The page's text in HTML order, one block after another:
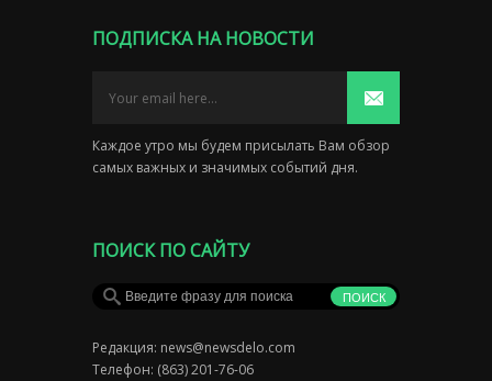
ПОДПИСКА НА НОВОСТИ
Каждое утро мы будем присылать Вам обзор
самых важных и значимых событий дня.
ПОИСК ПО САЙТУ
Редакция: news@newsdelo.com
Телефон: (863) 201-76-06